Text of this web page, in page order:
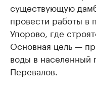
существующую
провести работы в
Упорово, где
Основная цель —
воды в населенный
Перевалов.